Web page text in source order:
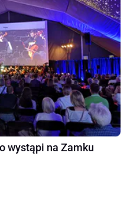
wystąpi na Zamku